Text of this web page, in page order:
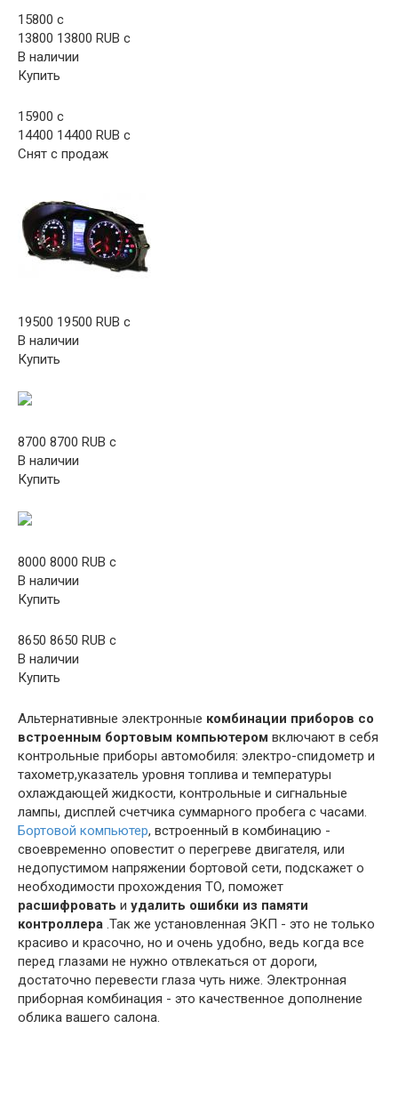
15800 c
13800 13800 RUB c
В наличии
Купить
15900 c
14400 14400 RUB c
Снят с продаж
19500 19500 RUB c
В наличии
Купить
8700 8700 RUB c
В наличии
Купить
8000 8000 RUB c
В наличии
Купить
8650 8650 RUB c
В наличии
Купить
Альтернативные электронные комбинации приборов со
встроенным бортовым компьютером включают в себя
контрольные приборы автомобиля: электро-спидометр и
тахометр,указатель уровня топлива и температуры
охлаждающей жидкости, контрольные и сигнальные
лампы, дисплей счетчика суммарного пробега с часами.
Бортовой компьютер, встроенный в комбинацию -
своевременно оповестит о перегреве двигателя, или
недопустимом напряжении бортовой сети, подскажет о
необходимости прохождения ТО, поможет
расшифровать и удалить ошибки из памяти
контроллера .Так же установленная ЭКП - это не только
красиво и красочно, но и очень удобно, ведь когда все
перед глазами не нужно отвлекаться от дороги,
достаточно перевести глаза чуть ниже. Электронная
приборная комбинация - это качественное дополнение
облика вашего салона.